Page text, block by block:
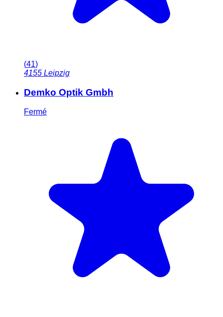
(41)
4155 Leipzig
Demko Optik Gmbh
Fermé